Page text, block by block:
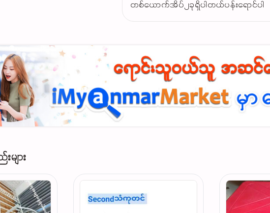
တစ်ယောက်အိပ်၂ခုရှိပါတယ်ပန်းရောင်ပါ
ျား